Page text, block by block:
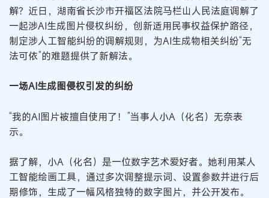
解？近日，湖南省长沙市开福区法院马栏山人民法庭调解了
一起涉AI生成图片侵权纠纷，创新适用民事权益保护路径，
制定涉人工智能纠纷的调解规则，为AI生成物相关纠纷“无
法可依”的难题提供了新解法。
一场AI生成图侵权引发的纠纷
“我的AI图片被擅自使用了！”当事人小A（化名）无奈表
示。
据了解，小A（化名）是一位数字艺术爱好者。她利用某人
工智能绘画工具，通过多次调整提示词、设置参数并进行后
期修饰，生成了一幅风格独特的数字图片，并公开发布。